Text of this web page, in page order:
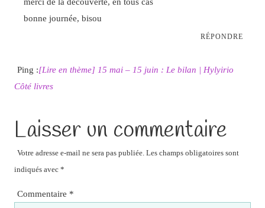
bonne journée, bisou
RÉPONDRE
Ping :[Lire en thème] 15 mai – 15 juin : Le bilan | Hylyirio
Côté livres
Laisser un commentaire
Votre adresse e-mail ne sera pas publiée. Les champs obligatoires sont
indiqués avec *
Commentaire *